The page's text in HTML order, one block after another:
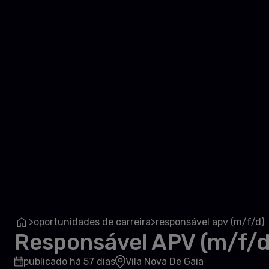
>oportunidades de carreira>responsável apv (m/f/d)
Responsável APV (m/f/
publicado há 57 dias Vila Nova De Gaia